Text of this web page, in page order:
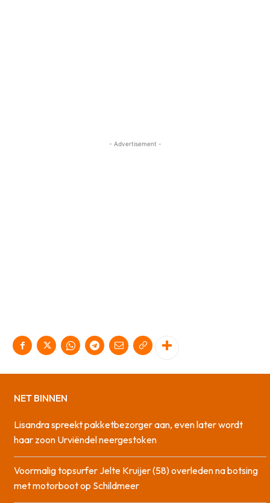
- Advertisement -
NET BINNEN
Lisandra spreekt pakketbezorger aan, even later wordt
haar zoon Urviëndel neergestoken
Voormalig topsurfer Jelte Kruijer (58) overleden na botsing
met motorboot op Schildmeer